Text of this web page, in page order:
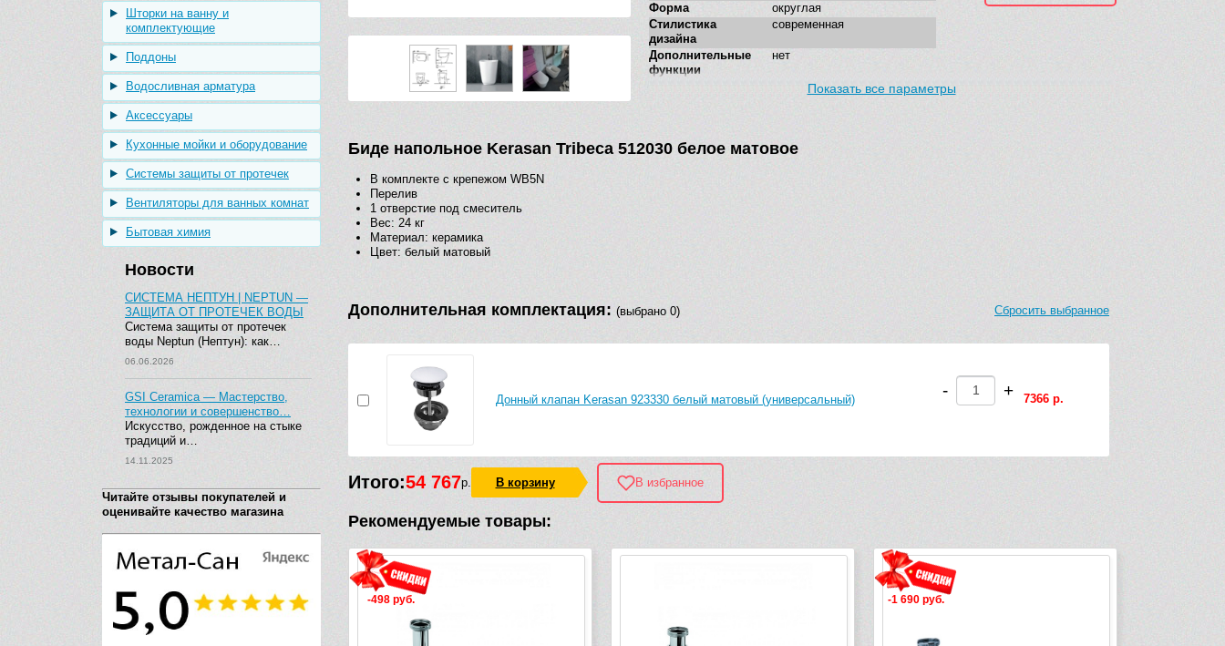
Шторки на ванну и
комплектующие
Поддоны
Водосливная арматура
Аксессуары
Кухонные мойки и оборудование
Системы защиты от протечек
Вентиляторы для ванных комнат
Бытовая химия
Новости
СИСТЕМА НЕПТУН | NEPTUN —
ЗАЩИТА ОТ ПРОТЕЧЕК ВОДЫ
Система защиты от протечек
воды Neptun (Нептун): как…
06.06.2026
GSI Ceramica — Мастерство,
технологии и совершенство…
Искусство, рожденное на стыке
традиций и…
14.11.2025
Читайте отзывы покупателей и
оценивайте качество магазина
Форма
округлая
Стилистика
дизайна
современная
Дополнительные
функции
нет
Показать все параметры
Биде напольное Kerasan Tribeca 512030 белое матовое
В комплекте с крепежом WB5N
Перелив
1 отверстие под смеситель
Вес: 24 кг
Материал: керамика
Цвет: белый матовый
Дополнительная комплектация: (выбрано 0) Сбросить выбранное
Донный клапан Kerasan 923330 белый матовый (универсальный) - + 7366 р.
Итого:54 767р. В корзину В избранное
Рекомендуемые товары:
-498 руб.